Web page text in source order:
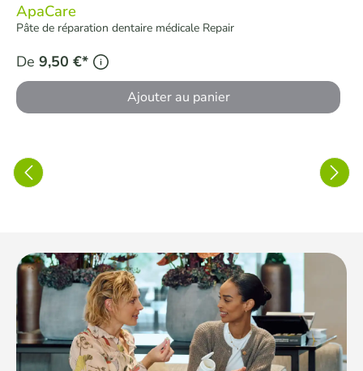
ApaCare
Pâte de réparation dentaire médicale Repair
De 9,50 €*
Ajouter au panier